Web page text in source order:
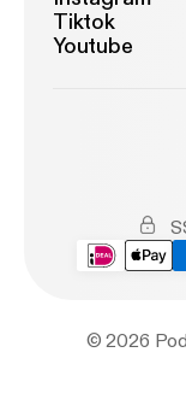
Tiktok
Youtube
© 2026